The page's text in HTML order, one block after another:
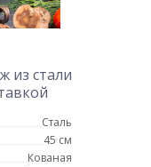
из стали
Сталь
45 см
Кованая